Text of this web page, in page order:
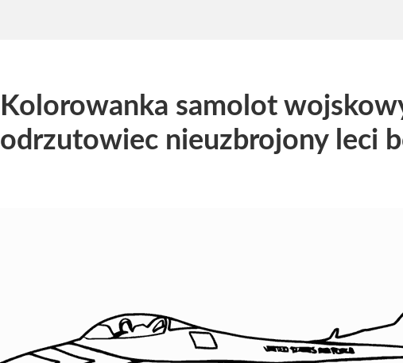
Kolorowanka samolot
odrzutowiec nieuzbrojony leci